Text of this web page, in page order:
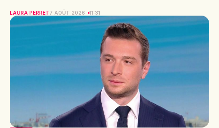
LAURA PERRET7 AOÛT 2026 11:31